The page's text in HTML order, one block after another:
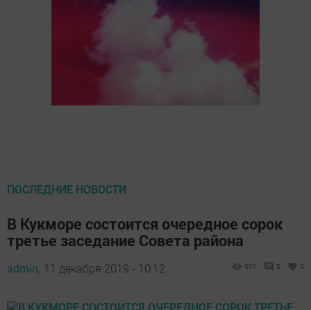
ПОСЛЕДНИЕ НОВОСТИ
В Кукморе состоится очередное сорок
третье заседание Совета района
admin, 11 декабря 2019 - 10:12 801 0 0